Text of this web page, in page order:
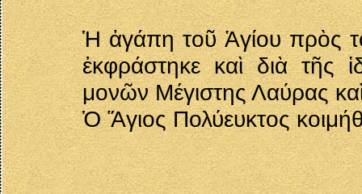
Ἡ ἀγάπη τοῦ Ἁγίου πρὸς
ἐκφράστηκε καὶ διὰ τῆς
μονῶν Μέγιστης Λαύρας
Ὁ Ἅγιος Πολύευκτος